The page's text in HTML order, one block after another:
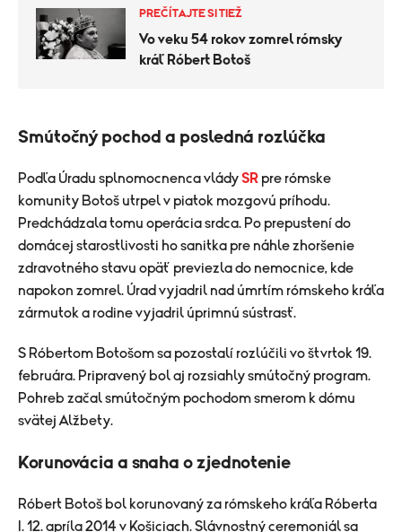
PREČÍTAJTE SI TIEŽ
Vo veku 54 rokov zomrel rómsky
kráľ Róbert Botoš
Smútočný pochod a posledná rozlúčka
Podľa Úradu splnomocnenca vládySR pre rómske
komunity Botoš utrpel v piatok mozgovú príhodu.
Predchádzala tomu operácia srdca. Po prepustení do
domácej starostlivosti ho sanitka pre náhle zhoršenie
zdravotného stavu opäť previezla do nemocnice, kde
napokon zomrel. Úrad vyjadril nad úmrtím rómskeho kráľa
zármutok a rodine vyjadril úprimnú sústrasť.
S Róbertom Botošom sa pozostalí rozlúčili vo štvrtok 19.
februára. Pripravený bol aj rozsiahly smútočný program.
Pohreb začal smútočným pochodom smerom k dómu
svätej Alžbety.
Korunovácia a snaha o zjednotenie
Róbert Botoš bol korunovaný za rómskeho kráľa Róberta
I. 12. apríla 2014 v Košiciach. Slávnostný ceremoniál sa